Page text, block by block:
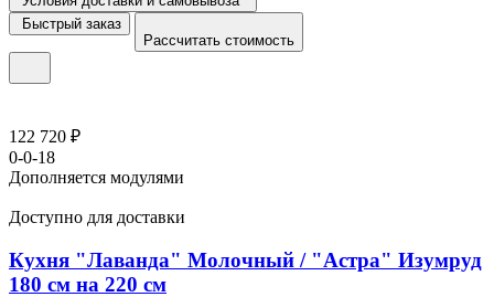
Быстрый заказ
Рассчитать стоимость
122 720 ₽
0-0-18
Дополняется модулями
Доступно для доставки
Кухня "Лаванда" Молочный / "Астра" Изумруд
180 см на 220 см